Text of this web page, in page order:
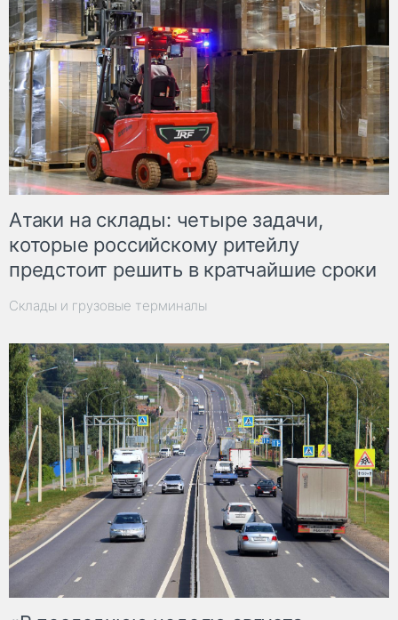
Атаки на склады: четыре задачи,
которые российскому ритейлу
предстоит решить в кратчайшие сроки
Склады и грузовые терминалы